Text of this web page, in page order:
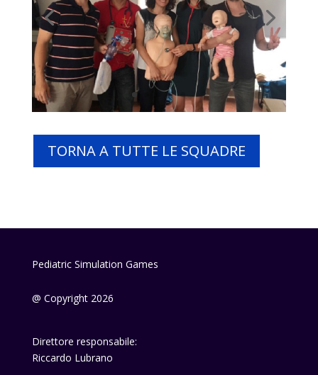
TORNA A TUTTE LE SQUADRE
Pediatric Simulation Games
@ Copyright 2026
Direttore responsabile:
Riccardo Lubrano